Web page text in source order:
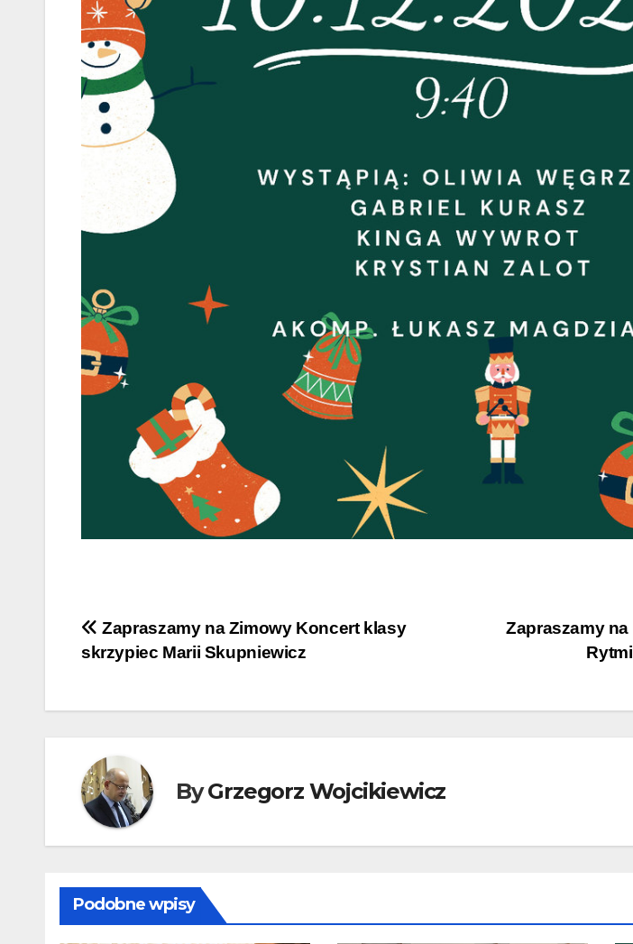
Nawigacja
wpisu
Zapraszamy
Zapraszamy na Zimowy Koncert klasy
skrzypiec Marii Skupniewicz
ByGrzegorz Wojcikiewicz
Podobne wpisy